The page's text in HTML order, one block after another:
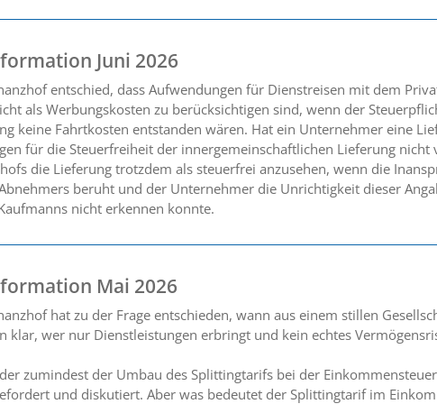
Juni 2026
entschied, dass Aufwendungen für Dienstreisen mit dem
als Werbungskosten zu berücksichtigen sind, wenn der
keine Fahrtkosten entstanden wären. Hat ein Unternehmer eine
für die Steuerfreiheit der innergemeinschaftlichen Lieferung nicht
die Lieferung trotzdem als steuerfrei anzusehen, wenn die
beruht und der Unternehmer die Unrichtigkeit dieser
nicht erkennen konnte.
Mai 2026
hat zu der Frage entschieden, wann aus einem stillen
klar, wer nur Dienstleistungen erbringt und kein echtes
zumindest der Umbau des Splittingtarifs bei der
und diskutiert. Aber was bedeutet der Splittingtarif im